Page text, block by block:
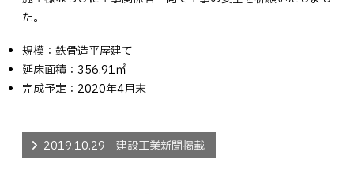
た。
規模：鉄骨造平屋建て
延床面積：356.91㎡
完成予定：2020年4月末
2019.10.29 建設工業新聞掲載